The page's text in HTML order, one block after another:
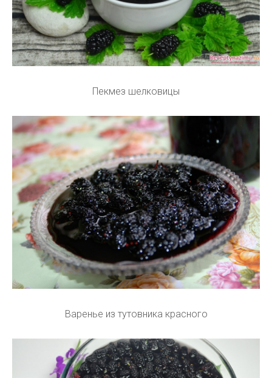
Пекмез шелковицы
Варенье из тутовника красного